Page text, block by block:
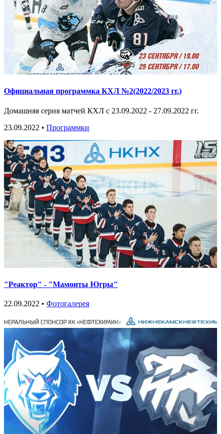
Официальная программка КХЛ №2(2022/2023 гг.)
Домашняя серия матчей КХЛ с 23.09.2022 - 27.09.2022 гг.
23.09.2022 • Программки
"Реактор" - "Мамонты Югры"
22.09.2022 • Фотогалерея